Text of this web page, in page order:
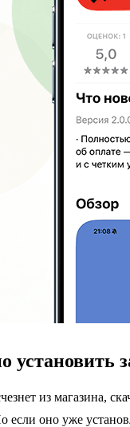
установить
из магазина,
если оно уже